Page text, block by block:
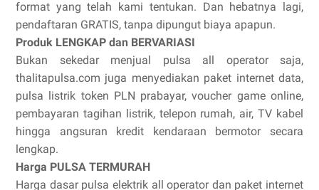
format yang telah kami tentukan. Dan hebatnya lagi,
pendaftaran GRATIS, tanpa dipungut biaya apapun.
Produk LENGKAP dan BERVARIASI
Bukan sekedar menjual pulsa all operator saja,
thalitapulsa.com juga menyediakan paket internet data,
pulsa listrik token PLN prabayar, voucher game online,
pembayaran tagihan listrik, telepon rumah, air, TV kabel
hingga angsuran kredit kendaraan bermotor secara
lengkap.
Harga PULSA TERMURAH
Harga dasar pulsa elektrik all operator dan paket internet